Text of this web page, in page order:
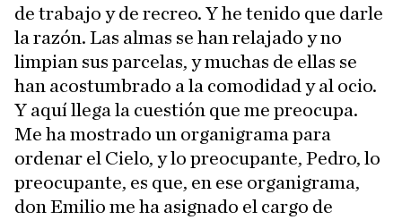
de trabajo y de recreo. Y he tenido que darle
la razón. Las almas se han relajado y no
limpian sus parcelas, y muchas de ellas se
han acostumbrado a la comodidad y al ocio.
Y aquí llega la cuestión que me preocupa.
Me ha mostrado un organigrama para
ordenar el Cielo, y lo preocupante, Pedro, lo
preocupante, es que, en ese organigrama,
don Emilio me ha asignado el cargo de